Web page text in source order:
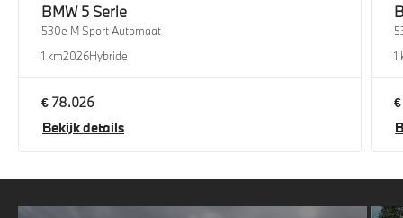
BMW 5 Serie
530e M Sport Automaat
1 km2026Hybride
€ 78.026
Bekijk details
1